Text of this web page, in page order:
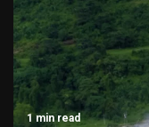
1 min read